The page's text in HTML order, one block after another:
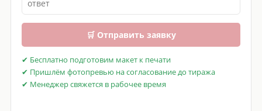
🛒 Отправить заявку
✔ Бесплатно подготовим макет к печати
✔ Пришлём фотопревью на согласование до тиража
✔ Менеджер свяжется в рабочее время